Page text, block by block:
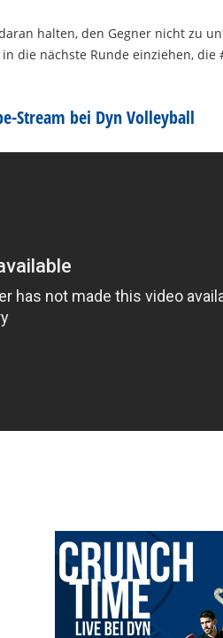
halten, den Gegner nicht zu
die nächste Runde einziehen,
Stream bei Dyn Volleyball